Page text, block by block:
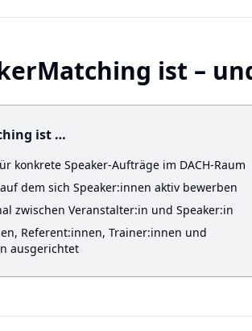
ist –
ist …
konkrete Speaker-Aufträge im DACH-Raum
dem sich Speaker:innen aktiv bewerben
zwischen Veranstalter:in und Speaker:in
Referent:innen, Trainer:innen und
ausgerichtet